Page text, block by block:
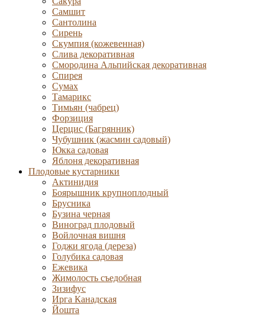
Самшит
Сантолина
Сирень
Скумпия (кожевенная)
Слива декоративная
Смородина Альпийская декоративная
Спирея
Сумах
Тамарикс
Тимьян (чабрец)
Форзиция
Церцис (Багрянник)
Чубушник (жасмин садовый)
Юкка садовая
Яблоня декоративная
Плодовые кустарники
Актинидия
Боярышник крупноплодный
Брусника
Бузина черная
Виноград плодовый
Войлочная вишня
Годжи ягода (дереза)
Голубика садовая
Ежевика
Жимолость съедобная
Зизифус
Ирга Канадская
Йошта